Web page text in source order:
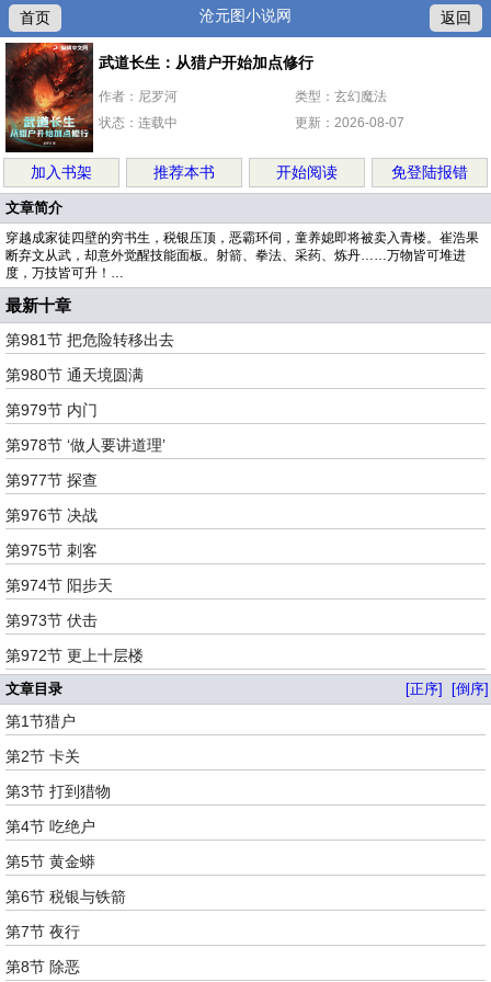
首页 沧元图小说网 返回
武道长生：从猎户开始加点修行
作者：尼罗河
类型：玄幻魔法
状态：连载中
更新：2026-08-07
加入书架 推荐本书 开始阅读 免登陆报错
文章简介
穿越成家徒四壁的穷书生，税银压顶，恶霸环伺，童养媳即将被卖入青楼。崔浩果
断弃文从武，却意外觉醒技能面板。射箭、拳法、采药、炼丹……万物皆可堆进
度，万技皆可升！…
最新十章
第981节 把危险转移出去
第980节 通天境圆满
第979节 内门
第978节 ‘做人要讲道理’
第977节 探查
第976节 决战
第975节 刺客
第974节 阳步天
第973节 伏击
第972节 更上十层楼
文章目录 [正序] [倒序]
第1节猎户
第2节 卡关
第3节 打到猎物
第4节 吃绝户
第5节 黄金蟒
第6节 税银与铁箭
第7节 夜行
第8节 除恶